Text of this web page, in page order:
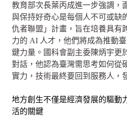
教育部次長葉丙成進一步強調，
與保持好奇心是每個人不可或缺
仇者聯盟」計畫，旨在培養具有
力的 AI 人才，他們將成為推動
鍵力量。國科會副主委陳炳宇更
對話，他認為臺灣需思考如何從
實力，技術最終要回到服務人，
地方創生不僅是經濟發展的驅
活的關鍵